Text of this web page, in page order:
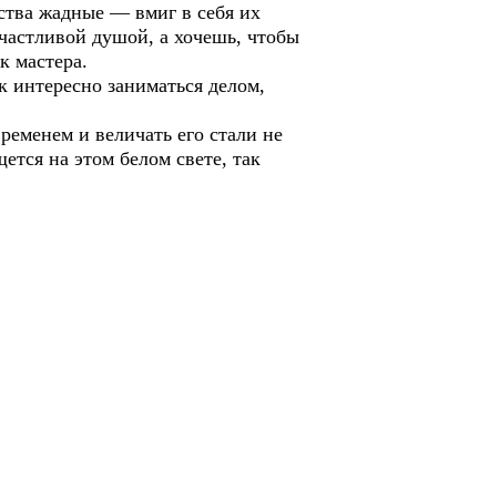
жадные — вмиг в себя их
душой, а хочешь, чтобы
мастера.
интересно заниматься делом,
и величать его стали не
на этом белом свете, так